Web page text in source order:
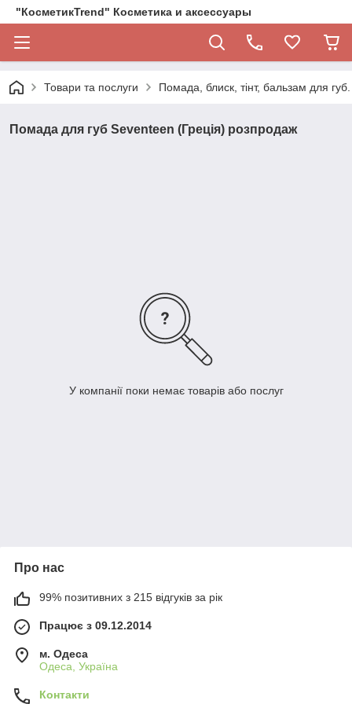
"КосметикTrend" Косметика и аксессуары
Товари та послуги Помада, блиск, тінт, бальзам для губ.
Помада для губ Seventeen (Греція) розпродаж
У компанії поки немає товарів або послуг
Про нас
99% позитивних з 215 відгуків за рік
Працює з 09.12.2014
м. Одеса
Одеса, Україна
Контакти